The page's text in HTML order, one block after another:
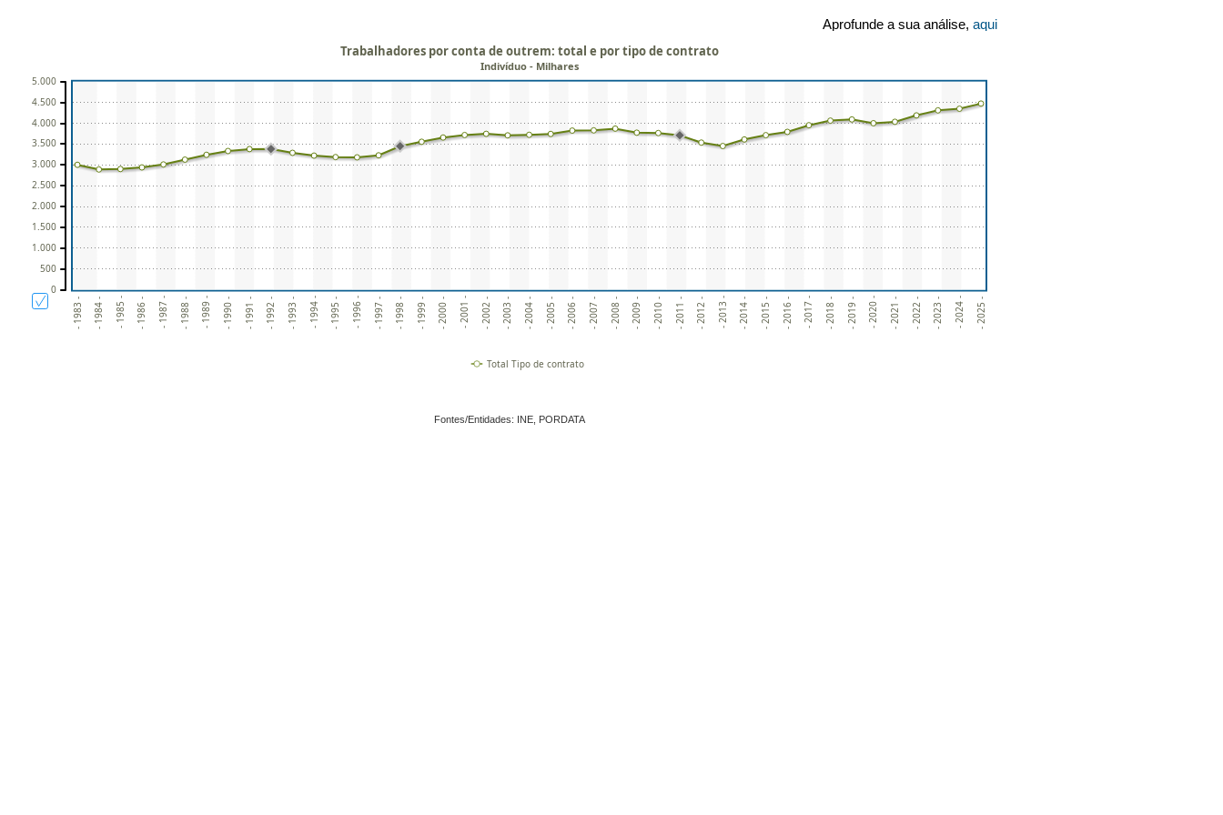
Aprofunde a sua análise, aqui
- 1983 - - 1984 - - 1985 - - 1986 - - 1987 - - 1988 - - 1989 - - 1990 - - 1991 - - 1992 - - 1993 - - 1994 - - 1995 - - 1996 - - 1997 - - 1998 - - 1999 - - 2000 - - 2001 - - 2002 - - 2003 - - 2004 - - 2005 - - 2006 - - 2007 - - 2008 - - 2009 - - 2010 - - 2011 - - 2012 - - 2013 - - 2014 - - 2015 - - 2016 - - 2017 - - 2018 - - 2019 - - 2020 - - 2021 - - 2022 - - 2023 - - 2024 - - 2025 -
Trabalhadores por conta de outrem: total e por tipo de contrato
Indivíduo - Milhares
0
500
1.000
1.500
2.000
2.500
3.000
3.500
4.000
4.500
5.000
Total Tipo de contrato
Fontes/Entidades: INE, PORDATA